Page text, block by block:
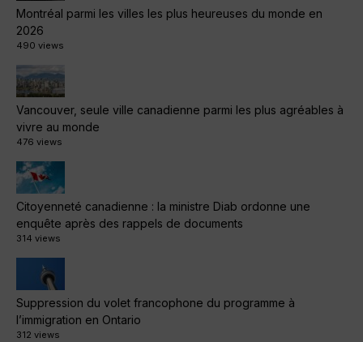
Montréal parmi les villes les plus heureuses du monde en
2026
490 views
Vancouver, seule ville canadienne parmi les plus agréables à
vivre au monde
476 views
Citoyenneté canadienne : la ministre Diab ordonne une
enquête après des rappels de documents
314 views
Suppression du volet francophone du programme à
l’immigration en Ontario
312 views